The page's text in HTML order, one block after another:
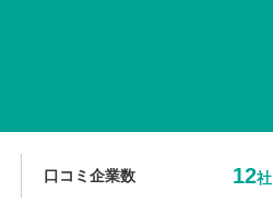
口コミ企業数 12社